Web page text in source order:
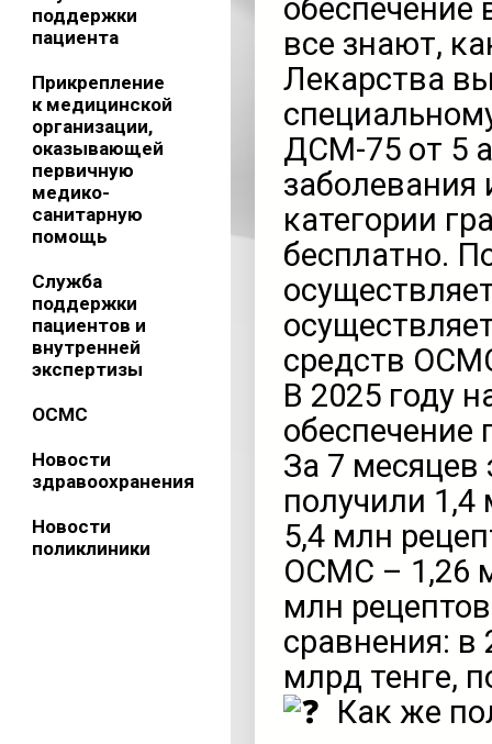
поддержки
пациента
Прикрепление
к медицинской
организации,
оказывающей
первичную
медико-
санитарную
помощь
Служба
поддержки
пациентов и
внутренней
экспертизы
ОСМС
Новости
здравоохранения
Новости
поликлиники
все знают,
Лекарства
ДСМ-75 от 5
заболевания
категории
бесплатно.
средств
В 2025 году
обеспечение
За 7 месяцев
получили 1,4
5,4 млн
ОСМС – 1,26
млн
сравнения: в
млрд тенге,
Как же